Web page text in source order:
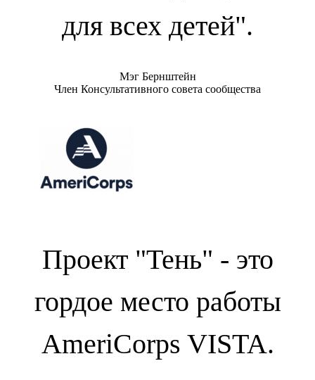
для всех детей".
Мэг Бернштейн
Член Консультативного совета сообщества
Проект "Тень" - это
гордое место работы
AmeriCorps VISTA.